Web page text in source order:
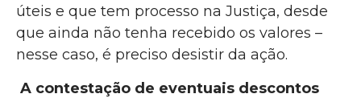
úteis e que tem processo na Justiça, desde
que ainda não tenha recebido os valores –
nesse caso, é preciso desistir da ação.
A contestação de eventuais descontos